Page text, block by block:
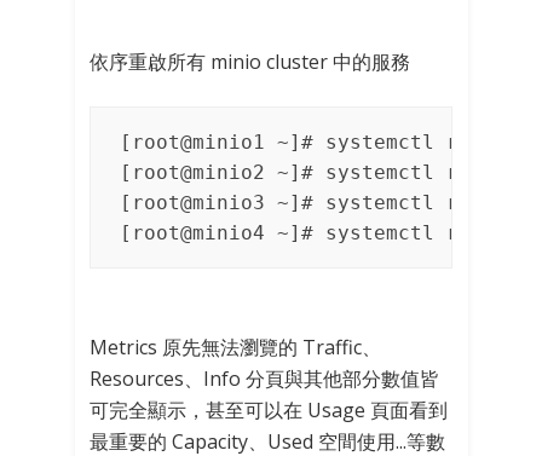
依序重啟所有 minio cluster 中的服務
[root@minio1 ~]# systemctl restart
[root@minio2 ~]# systemctl restart
[root@minio3 ~]# systemctl restart
[root@minio4 ~]# systemctl restart
Metrics 原先無法瀏覽的 Traffic、
Resources、Info 分頁與其他部分數值皆
可完全顯示，甚至可以在 Usage 頁面看到
最重要的 Capacity、Used 空間使用...等數